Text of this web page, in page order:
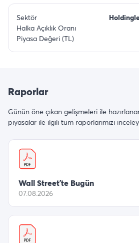
Sektör
Halka Açıklık Oranı
Piyasa Değeri (TL)
Raporlar
Günün öne çıkan gelişmeleri ile
piyasalar ile ilgili tüm raporlarımızı
Wall Street’te Bugün
07.08.2026